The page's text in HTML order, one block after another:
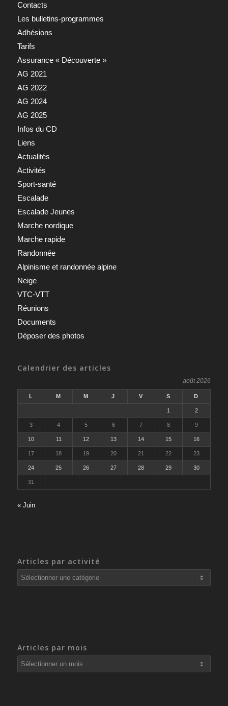
Contacts
Les bulletins-programmes
Adhésions
Tarifs
Assurance « Découverte »
AG 2021
AG 2022
AG 2024
AG 2025
Infos du CD
Liens
Actualités
Activités
Sport-santé
Escalade
Escalade Jeunes
Marche nordique
Marche rapide
Randonnée
Alpinisme et randonnée alpine
Neige
VTC-VTT
Réunions
Documents
Déposer des photos
Calendrier des articles
août 2026
L M M J V S D
1 2
3 4 5 6 7 8 9
10 11 12 13 14 15 16
17 18 19 20 21 22 23
24 25 26 27 28 29 30
31
« Juin
Articles par activité
Articles
par
Articles par mois